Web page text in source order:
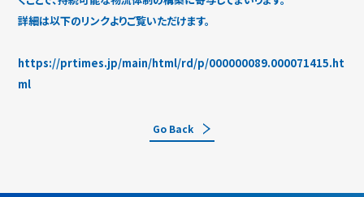
詳細は以下のリンクよりご覧いただけます。
https://prtimes.jp/main/html/rd/p/000000089.000071415.ht
ml
Go Back